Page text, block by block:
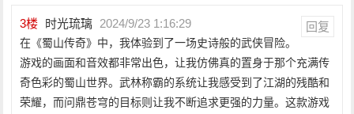
3楼 时光琉璃 2024/9/23 1:16:29 回复
在《蜀山传奇》中，我体验到了一场史诗般的武侠冒险。
游戏的画面和音效都非常出色，让我仿佛真的置身于那个充满传
奇色彩的蜀山世界。武林称霸的系统让我感受到了江湖的残酷和
荣耀，而问鼎苍穹的目标则让我不断追求更强的力量。这款游戏